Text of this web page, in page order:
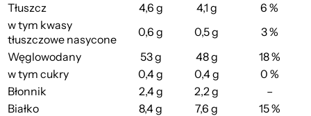
Tłuszcz 4,6 g 4,1 g
6 %
w tym kwasy
tłuszczowe nasycone
0,6 g 0,5 g
3 %
Węglowodany
53 g 48 g
18 %
w tym cukry
0,4 g 0,4 g
0 %
Błonnik
2,4 g 2,2 g
–
Białko
8,4 g 7,6 g
15 %